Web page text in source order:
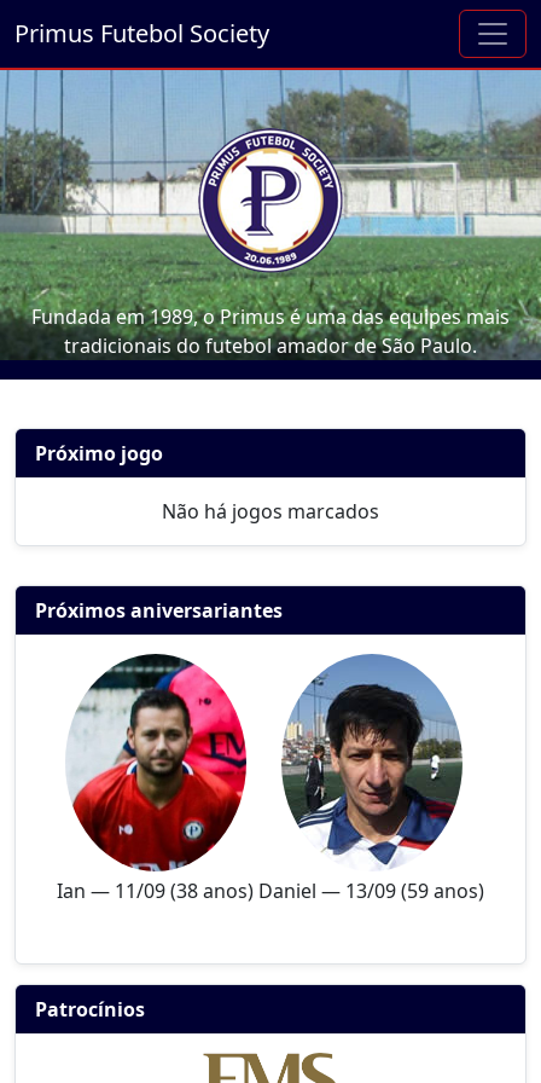
Primus Futebol Society
Fundada em 1989, o Primus é uma das equipes mais
tradicionais do futebol amador de São Paulo.
Próximo jogo
Não há jogos marcados
Próximos aniversariantes
Ian — 11/09 (38 anos) Daniel — 13/09 (59 anos)
Patrocínios